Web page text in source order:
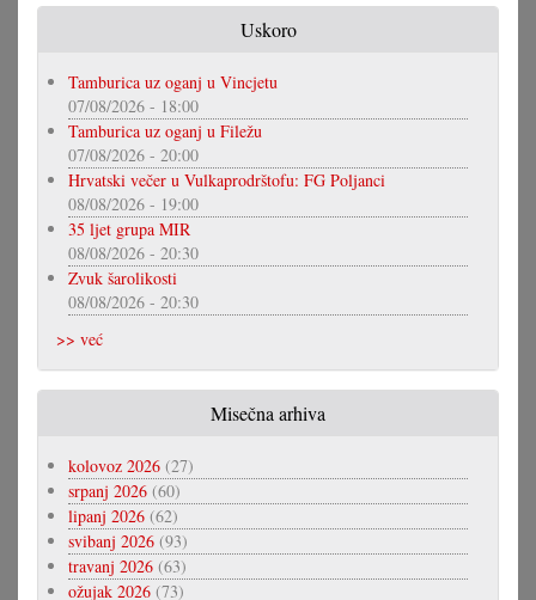
Uskoro
Tamburica uz oganj u Vincjetu
07/08/2026 - 18:00
Tamburica uz oganj u Filežu
07/08/2026 - 20:00
Hrvatski večer u Vulkaprodrštofu: FG Poljanci
08/08/2026 - 19:00
35 ljet grupa MIR
08/08/2026 - 20:30
Zvuk šarolikosti
08/08/2026 - 20:30
>> već
Misečna arhiva
kolovoz 2026 (27)
srpanj 2026 (60)
lipanj 2026 (62)
svibanj 2026 (93)
travanj 2026 (63)
ožujak 2026 (73)